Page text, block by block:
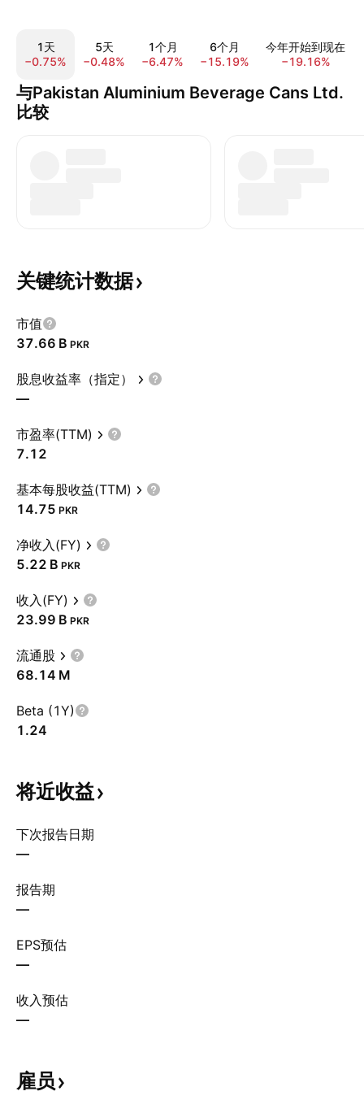
1天
−0.75%
5天
−0.48%
1个月
−6.47%
6个月
−15.19%
今年开始到现在
−19.16%
与Pakistan Aluminium Beverage Cans Ltd.
比较
关键统计数据
市值
‪37.66 B‬ PKR
股息收益率（指定）
—
市盈率(TTM)
7.12
基本每股收益(TTM)
14.75 PKR
净收入(FY)
‪5.22 B‬ PKR
收入(FY)
‪23.99 B‬ PKR
流通股
‪68.14 M‬
Beta (1Y)
1.24
将近收益
下次报告日期
—
报告期
—
EPS预估
—
收入预估
—
雇员